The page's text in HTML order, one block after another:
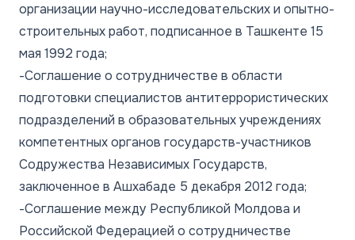
организации научно-исследовательских и опытно-
строительных работ, подписанное в Ташкенте 15
мая 1992 года;
-Соглашение о сотрудничестве в области
подготовки специалистов антитеррористических
подразделений в образовательных учреждениях
компетентных органов государств-участников
Содружества Независимых Государств,
заключенное в Ашхабаде 5 декабря 2012 года;
-Соглашение между Республикой Молдова и
Российской Федерацией о сотрудничестве